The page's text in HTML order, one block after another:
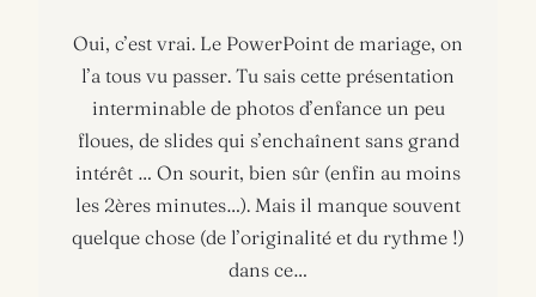
Oui, c’est vrai. Le PowerPoint de mariage, on
l’a tous vu passer. Tu sais cette présentation
interminable de photos d’enfance un peu
floues, de slides qui s’enchaînent sans grand
intérêt … On sourit, bien sûr (enfin au moins
les 2ères minutes…). Mais il manque souvent
quelque chose (de l’originalité et du rythme !)
dans ce…